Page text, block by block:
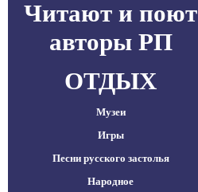
Читают и поют
авторы РП
ОТДЫХ
Музеи
Игры
Песни русского застолья
Народное